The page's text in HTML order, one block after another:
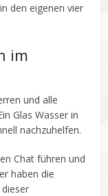
den eigenen vier
im
und alle
Glas Wasser in
nachzuhelfen.
Chat führen und
haben die